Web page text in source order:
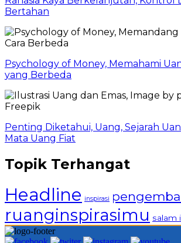
Bertahan
Psychology of Money, Memahami
yang Berbeda
Penting Diketahui, Uang, Sejarah
Mata Uang Fiat
Topik Terhangat
Headline inspirasi
ruanginspirasimu salam